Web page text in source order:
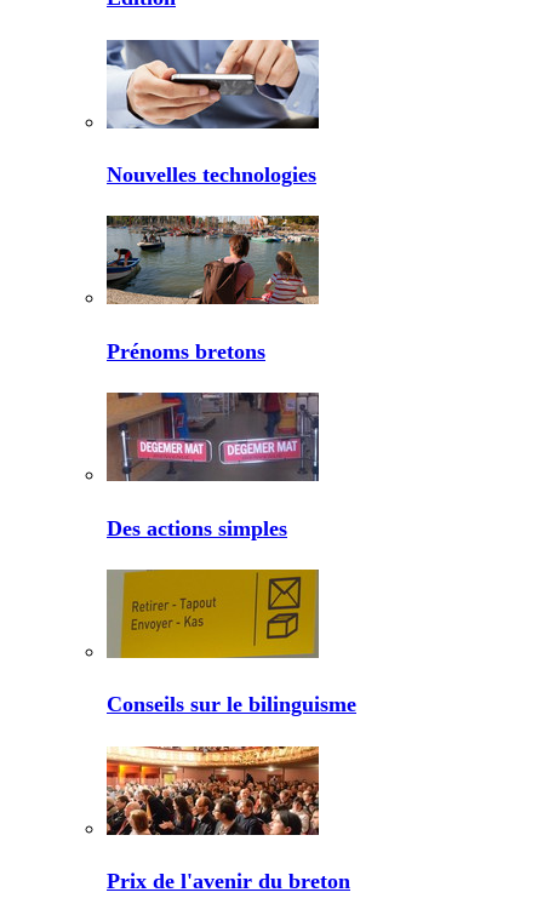
Nouvelles technologies
Prénoms bretons
Des actions simples
Conseils sur le bilinguisme
Prix de l'avenir du breton